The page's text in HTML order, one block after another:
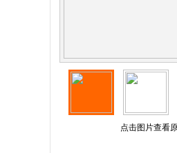
点击图片查看